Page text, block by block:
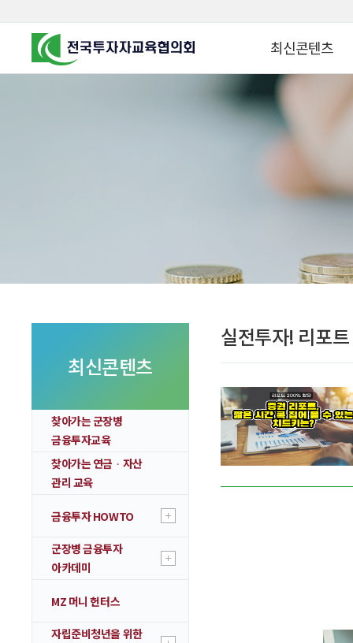
최신콘텐츠
찾아가는 군장병 금
찾아가는 연금ᆞ자
군장병 금융투자 아
자립준비청년을 위한
1:1 자산관리법
실전투자 Insight
최신콘텐츠
찾아가는 군장병
금융투자교육
찾아가는 연금ᆞ자산
관리 교육
금융투자 HOWTO
군장병 금융투자
아카데미
MZ 머니 헌터스
자립준비청년을 위한
실전투자! 리포